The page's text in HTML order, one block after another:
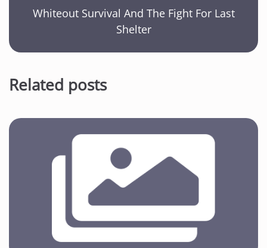
Whiteout Survival And The Fight For Last
Shelter
Related posts